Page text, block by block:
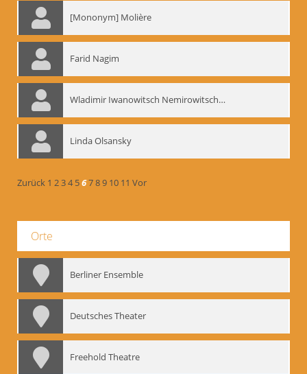
[Mononym] Molière
Farid Nagim
Wladimir Iwanowitsch Nemirowitsch-Dantschenko
Linda Olsansky
Zurück 1 234 56789 10 11 Vor
Orte
Berliner Ensemble
Deutsches Theater
Freehold Theatre